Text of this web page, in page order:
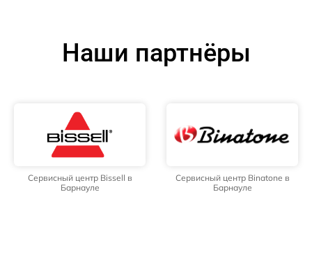
Наши партнёры
Сервисный центр Bissell в
Барнауле
Сервисный центр Binatone в
Барнауле